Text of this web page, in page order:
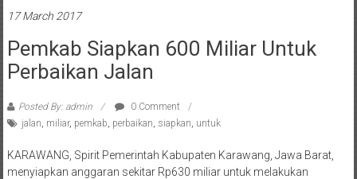
17 March 2017
Pemkab Siapkan 600 Miliar Untuk
Perbaikan Jalan
Posted By: admin
0 Comment
jalan miliar, pemkab perbaikan siapkan untuk
KARAWANG, Spirit Pemerintah Kabupaten Karawang, Jawa Barat,
menyiapkan anggaran sekitar Rp630 miliar untuk melakukan